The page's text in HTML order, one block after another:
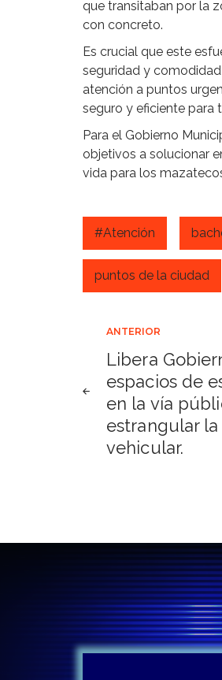
que transitaban por la
con concreto.
Es crucial que este
seguridad y
atención a puntos
seguro y eficiente para
Para el Gobierno
objetivos a solucionar
vida para los
#Atención
puntos de la ciudad
de
ANTERIOR
Libera
espacios de
en la vía
estrangular
vehicular.